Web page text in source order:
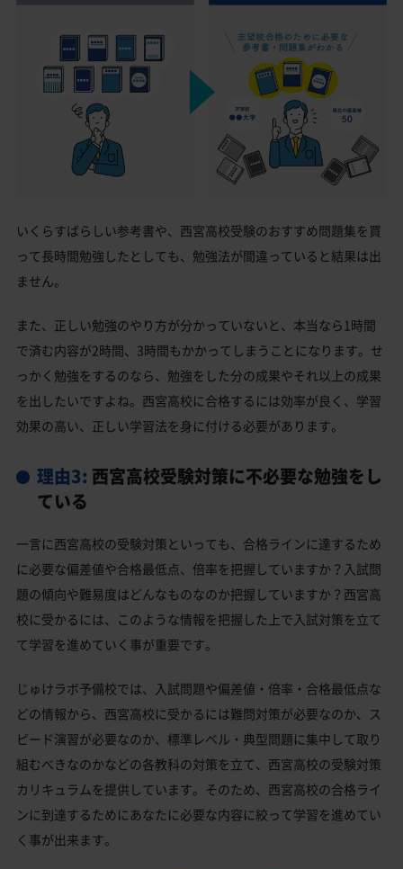
いくらすばらしい参考書や、西宮高校受験のおすすめ問題集を買
って長時間勉強したとしても、勉強法が間違っていると結果は出
ません。
また、正しい勉強のやり方が分かっていないと、本当なら1時間
で済む内容が2時間、3時間もかかってしまうことになります。せ
っかく勉強をするのなら、勉強をした分の成果やそれ以上の成果
を出したいですよね。西宮高校に合格するには効率が良く、学習
効果の高い、正しい学習法を身に付ける必要があります。
理由3: 西宮高校受験対策に不必要な勉強をし
ている
一言に西宮高校の受験対策といっても、合格ラインに達するため
に必要な偏差値や合格最低点、倍率を把握していますか？入試問
題の傾向や難易度はどんなものなのか把握していますか？西宮高
校に受かるには、このような情報を把握した上で入試対策を立て
て学習を進めていく事が重要です。
じゅけラボ予備校では、入試問題や偏差値・倍率・合格最低点な
どの情報から、西宮高校に受かるには難問対策が必要なのか、ス
ピード演習が必要なのか、標準レベル・典型問題に集中して取り
組むべきなのかなどの各教科の対策を立て、西宮高校の受験対策
カリキュラムを提供しています。そのため、西宮高校の合格ライ
ンに到達するためにあなたに必要な内容に絞って学習を進めてい
く事が出来ます。